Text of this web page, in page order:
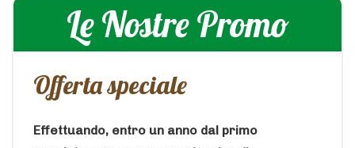
Le Nostre Promo
Offerta speciale
Effettuando, entro un anno dal primo